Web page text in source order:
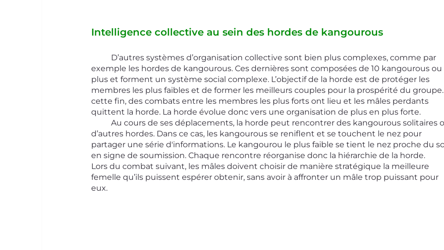
Intelligence collective au sein des hordes de kangourous
exemple les hordes de kangourous. Ces dernières sont composées de 10 kangourous ou
plus et forment un système social complexe. L’objectif de la horde est de protéger les
membres les plus faibles et de former les meilleurs couples pour la prospérité du
cette fin, des combats entre les membres les plus forts ont lieu et les mâles perdants
quittent la horde. La horde évolue donc vers une organisation de plus en plus forte.
d’autres hordes. Dans ce cas, les kangourous se reniflent et se touchent le nez pour
partager une série d'informations. Le kangourou le plus faible se tient le nez proche du
en signe de soumission. Chaque rencontre réorganise donc la hiérarchie de la horde.
Lors du combat suivant, les mâles doivent choisir de manière stratégique la meilleure
femelle qu’ils puissent espérer obtenir, sans avoir à affronter un mâle trop puissant pour
eux.